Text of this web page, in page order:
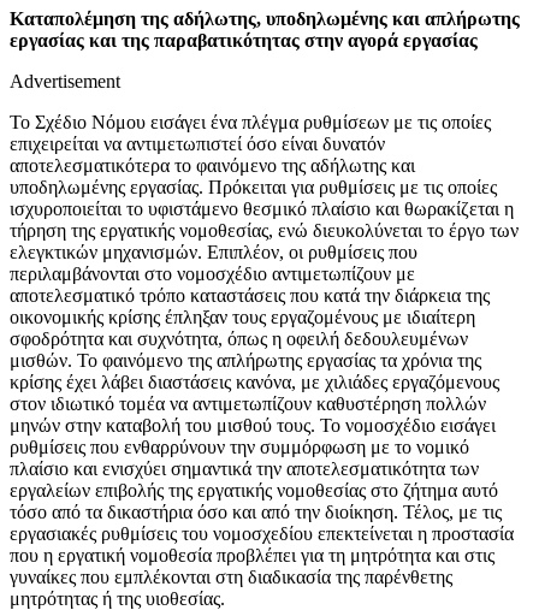
Καταπολέμηση της αδήλωτης, υποδηλωμένης και απλήρωτης
εργασίας και της παραβατικότητας στην αγορά εργασίας
Advertisement
Το Σχέδιο Νόμου εισάγει ένα πλέγμα ρυθμίσεων με τις οποίες
επιχειρείται να αντιμετωπιστεί όσο είναι δυνατόν
αποτελεσματικότερα το φαινόμενο της αδήλωτης και
υποδηλωμένης εργασίας. Πρόκειται για ρυθμίσεις με τις οποίες
ισχυροποιείται το υφιστάμενο θεσμικό πλαίσιο και θωρακίζεται η
τήρηση της εργατικής νομοθεσίας, ενώ διευκολύνεται το έργο των
ελεγκτικών μηχανισμών. Επιπλέον, οι ρυθμίσεις που
περιλαμβάνονται στο νομοσχέδιο αντιμετωπίζουν με
αποτελεσματικό τρόπο καταστάσεις που κατά την διάρκεια της
οικονομικής κρίσης έπληξαν τους εργαζομένους με ιδιαίτερη
σφοδρότητα και συχνότητα, όπως η οφειλή δεδουλευμένων
μισθών. Το φαινόμενο της απλήρωτης εργασίας τα χρόνια της
κρίσης έχει λάβει διαστάσεις κανόνα, με χιλιάδες εργαζόμενους
στον ιδιωτικό τομέα να αντιμετωπίζουν καθυστέρηση πολλών
μηνών στην καταβολή του μισθού τους. Το νομοσχέδιο εισάγει
ρυθμίσεις που ενθαρρύνουν την συμμόρφωση με το νομικό
πλαίσιο και ενισχύει σημαντικά την αποτελεσματικότητα των
εργαλείων επιβολής της εργατικής νομοθεσίας στο ζήτημα αυτό
τόσο από τα δικαστήρια όσο και από την διοίκηση. Τέλος, με τις
εργασιακές ρυθμίσεις του νομοσχεδίου επεκτείνεται η προστασία
που η εργατική νομοθεσία προβλέπει για τη μητρότητα και στις
γυναίκες που εμπλέκονται στη διαδικασία της παρένθετης
μητρότητας ή της υιοθεσίας.